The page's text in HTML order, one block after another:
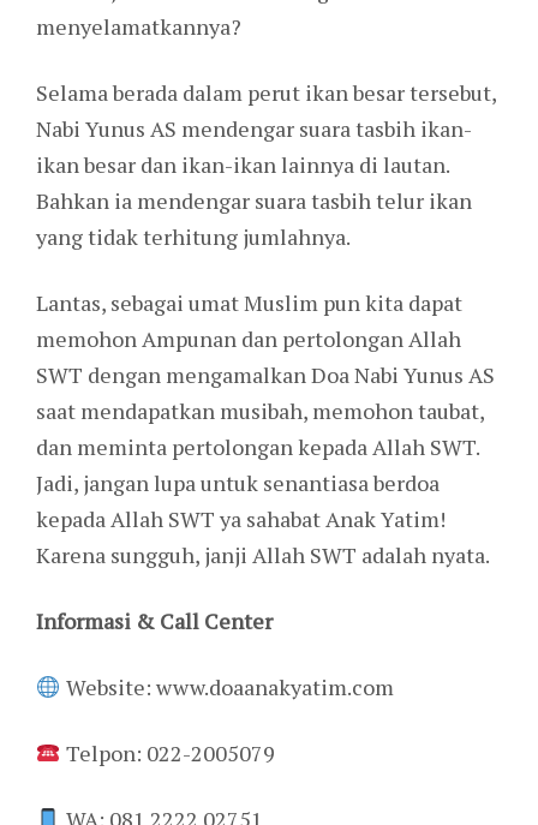
menyelamatkannya?
Selama berada dalam perut ikan besar tersebut,
Nabi Yunus AS mendengar suara tasbih ikan-
ikan besar dan ikan-ikan lainnya di lautan.
Bahkan ia mendengar suara tasbih telur ikan
yang tidak terhitung jumlahnya.
Lantas, sebagai umat Muslim pun kita dapat
memohon Ampunan dan pertolongan Allah
SWT dengan mengamalkan Doa Nabi Yunus AS
saat mendapatkan musibah, memohon taubat,
dan meminta pertolongan kepada Allah SWT.
Jadi, jangan lupa untuk senantiasa berdoa
kepada Allah SWT ya sahabat Anak Yatim!
Karena sungguh, janji Allah SWT adalah nyata.
Informasi & Call Center
Website: www.doaanakyatim.com
Telpon: 022-2005079